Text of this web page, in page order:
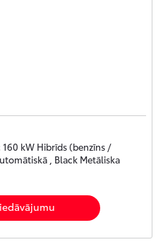
kW Hibrīds (benzīns /
, Black Metāliska